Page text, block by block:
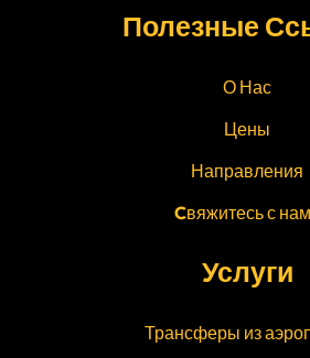
Полезные
О Нас
Цены
Направления
Cвяжитесь с
Услуги
Трансферы из